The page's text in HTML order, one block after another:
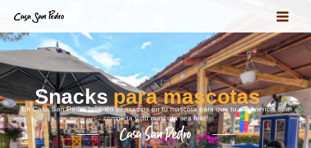
contenido
Snacks para mascotas
En Casa San Pedro también pensamos en tu mascota para que tu experiencia sea
completa y ¡tu mascota sea feliz!